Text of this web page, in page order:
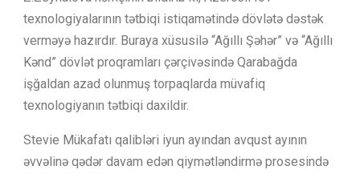
texnologiyalarının tətbiqi istiqamətində dövlətə dəstək
verməyə hazırdır. Buraya xüsusilə “Ağıllı Şəhər” və “Ağıllı
Kənd” dövlət proqramları çərçivəsində Qarabağda
işğaldan azad olunmuş torpaqlarda müvafiq
texnologiyanın tətbiqi daxildir.
Stevie Mükafatı qalibləri iyun ayından avqust ayının
əvvəlinə qədər davam edən qiymətləndirmə prosesində